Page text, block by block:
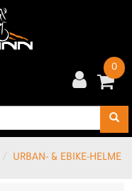
0
URBAN- & EBIKE-HELME